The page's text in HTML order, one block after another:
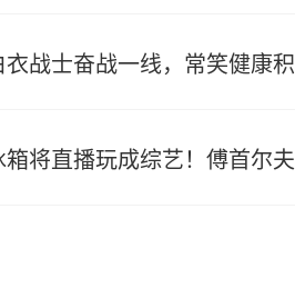
衣战士奋战一线，常笑健康
箱将直播玩成综艺！傅首尔